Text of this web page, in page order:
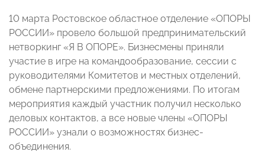
10 марта Ростовское областное отделение «ОПОРЫ
РОССИИ» провело большой предпринимательский
нетворкинг «Я В ОПОРЕ». Бизнесмены приняли
участие в игре на командообразование, сессии с
руководителями Комитетов и местных отделений,
обмене партнерскими предложениями. По итогам
мероприятия каждый участник получил несколько
деловых контактов, а все новые члены «ОПОРЫ
РОССИИ» узнали о возможностях бизнес-
объединения.